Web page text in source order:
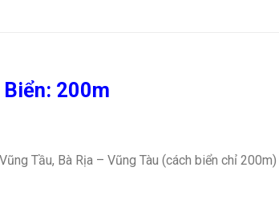
200m
Tầu, Bà Rịa – Vũng Tàu (cách biển chỉ 200m)